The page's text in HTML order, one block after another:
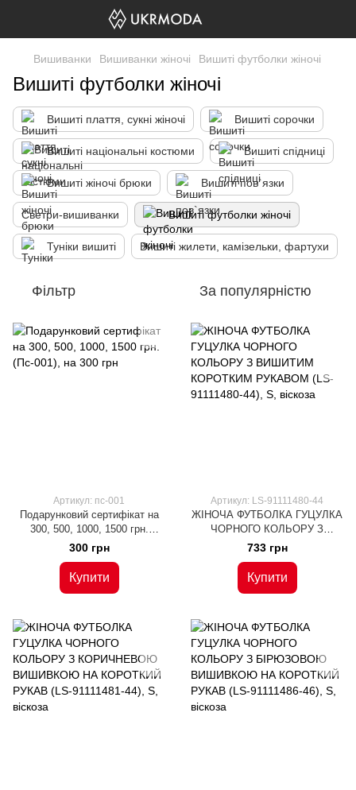
Вишиванки Вишиванки жіночі Вишиті футболки жіночі
Вишиті футболки жіночі
Вишиті плаття, сукні жіночі Вишиті сорочки
Вишиті національні костюми Вишиті спідниці
Вишиті жіночі брюки Вишиті пов`язки
Светри-вишиванки Вишиті футболки жіночі
Туніки вишиті Вишиті жилети, камізельки, фартухи
Фільтр За популярністю
Артикул: пс-001
Подарунковий сертифікат на
300, 500, 1000, 1500 грн.
(Пс-001), на 300 грн
300 грн
Купити
Артикул: LS-91111480-44
ЖІНОЧА ФУТБОЛКА ГУЦУЛКА
ЧОРНОГО КОЛЬОРУ З
ВИШИТИМ КОРОТКИМ
РУКАВОМ (LS-91111480-44), S,
віскоза
733 грн
Купити